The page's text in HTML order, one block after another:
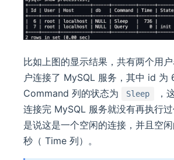
比如上图的显示结果，共有两个用
户连接了 MySQL 服务，其中 id 为
Command 列的状态为
Sleep
，
连接完 MySQL 服务就没有再执行
是说这是一个空闲的连接，并且空
秒（ Time 列）。